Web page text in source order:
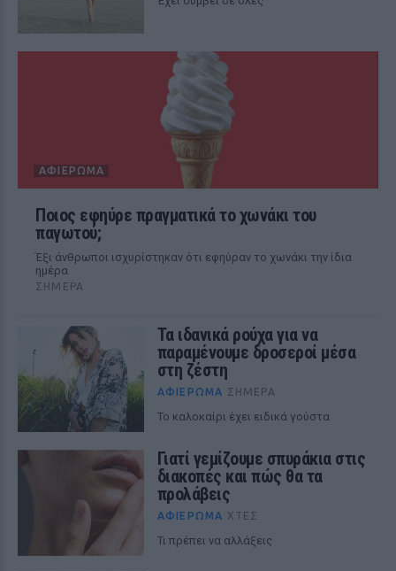
ΑΦΙΈΡΩΜΑ
Ποιος εφηύρε πραγματικά το χωνάκι του
παγωτού;
Έξι άνθρωποι ισχυρίστηκαν ότι εφηύραν το χωνάκι την ίδια
ημέρα
ΣΉΜΕΡΑ
Τα ιδανικά ρούχα για να
παραμένουμε δροσεροί μέσα
στη ζέστη
ΑΦΙΈΡΩΜΑ ΣΉΜΕΡΑ
To καλοκαίρι έχει ειδικά γούστα
Γιατί γεμίζουμε σπυράκια στις
διακοπές και πώς θα τα
προλάβεις
ΑΦΙΈΡΩΜΑ ΧΤΕΣ
Τι πρέπει να αλλάξεις